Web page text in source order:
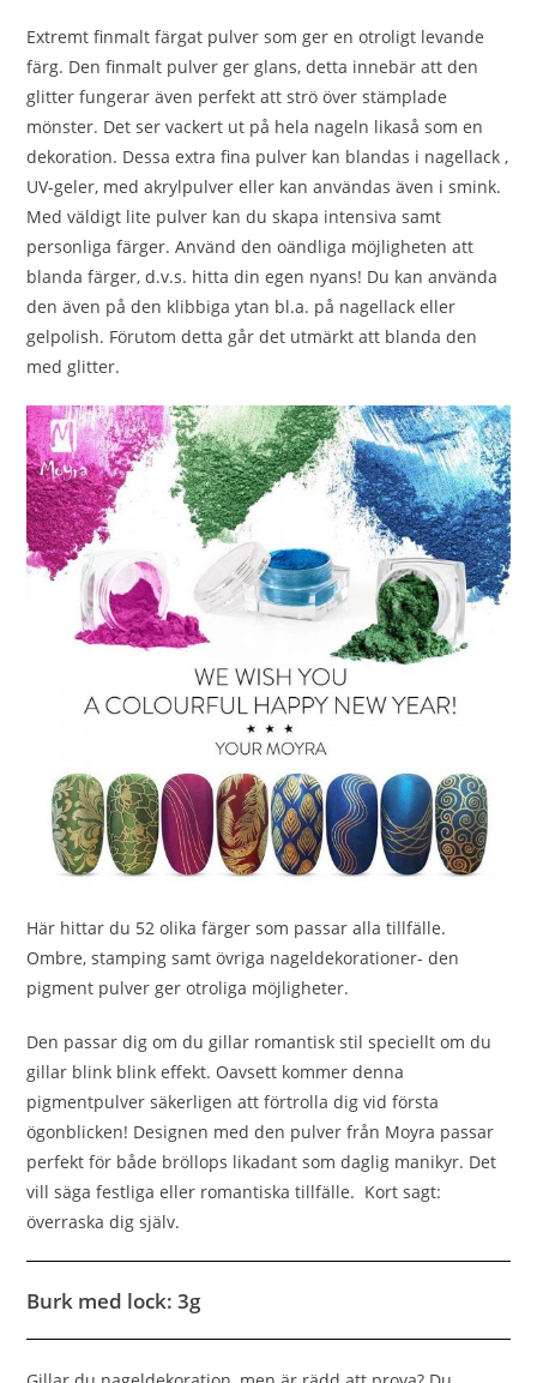
Extremt finmalt färgat pulver som ger en otroligt levande
färg. Den finmalt pulver ger glans, detta innebär att den
glitter fungerar även perfekt att strö över stämplade
mönster. Det ser vackert ut på hela nageln likaså som en
dekoration. Dessa extra fina pulver kan blandas i nagellack ,
UV-geler, med akrylpulver eller kan användas även i smink.
Med väldigt lite pulver kan du skapa intensiva samt
personliga färger. Använd den oändliga möjligheten att
blanda färger, d.v.s. hitta din egen nyans! Du kan använda
den även på den klibbiga ytan bl.a. på nagellack eller
gelpolish. Förutom detta går det utmärkt att blanda den
med glitter.
Här hittar du 52 olika färger som passar alla tillfälle.
Ombre, stamping samt övriga nageldekorationer- den
pigment pulver ger otroliga möjligheter.
Den passar dig om du gillar romantisk stil speciellt om du
gillar blink blink effekt. Oavsett kommer denna
pigmentpulver säkerligen att förtrolla dig vid första
ögonblicken! Designen med den pulver från Moyra passar
perfekt för både bröllops likadant som daglig manikyr. Det
vill säga festliga eller romantiska tillfälle. Kort sagt:
överraska dig själv.
Burk med lock: 3g